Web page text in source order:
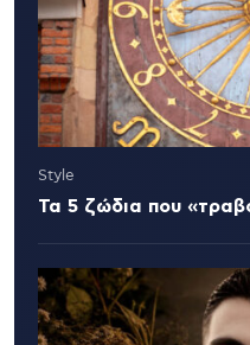
Style
Τα 5 ζώδια που